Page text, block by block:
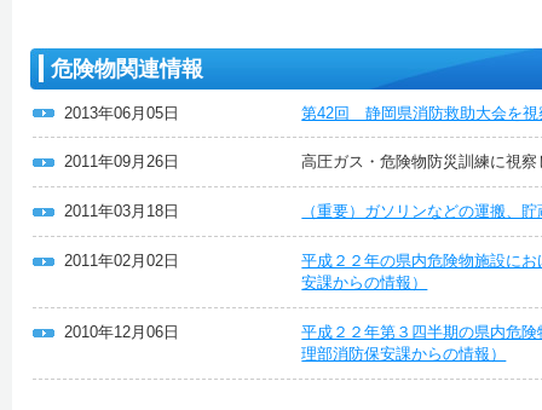
危険物関連情報
2013年06月05日 第42回 静岡県消防救助大会を視
2011年09月26日 高圧ガス・危険物防災訓練に視察
2011年03月18日 （重要）ガソリンなどの運搬、
2011年02月02日
平成２２年の県内危険物施設に
安課からの情報）
2010年12月06日
平成２２年第３四半期の県内危
理部消防保安課からの情報）